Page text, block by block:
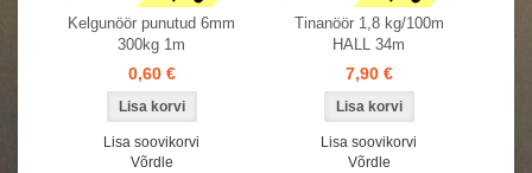
Kelgunöör punutud 6mm
300kg 1m
0,60 €
Lisa soovikorvi
Võrdle
Tinanöör 1,8 kg/100m
HALL 34m
7,90 €
Lisa soovikorvi
Võrdle